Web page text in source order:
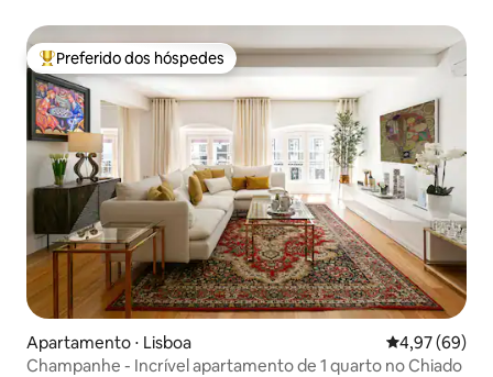
Entre os melhores preferidos dos hóspedes
Preferido dos hóspedes
Apartamento ⋅ Lisboa 4,97 de uma
4,97 (69)
Champanhe - Incrível apartamento de 1 quarto no Chiado